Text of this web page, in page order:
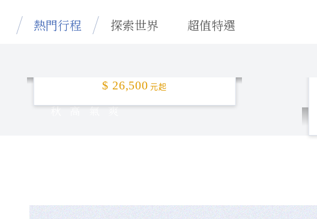
熱門行程 探索世界 超值特選
秋高氣爽
$ 26,500 元起